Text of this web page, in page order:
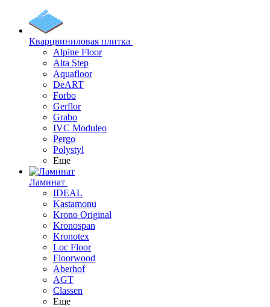
Кварцвиниловая плитка
Alpine Floor
Alta Step
Aquafloor
DeART
Forbo
Gerflor
Grabo
IVC Moduleo
Pergo
Polystyl
Еще
Ламинат
IDEAL
Kastamonu
Krono Original
Kronospan
Kronotex
Loc Floor
Floorwood
Aberhof
AGT
Classen
Еще